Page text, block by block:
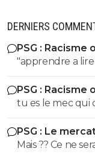
DERNIERS
PSG :
"apprendre a
comprendre"
en italie mdr On sent le petit lfiste frustré ! va picoler tes 8.6 le
mongolien qui
la pisse toi c'est
PSG :
tu es le mec qui
c'est la meme chose mdr Tu m'auras
par toi meme que
collège
PSG : Le
Mais ?? Ce ne